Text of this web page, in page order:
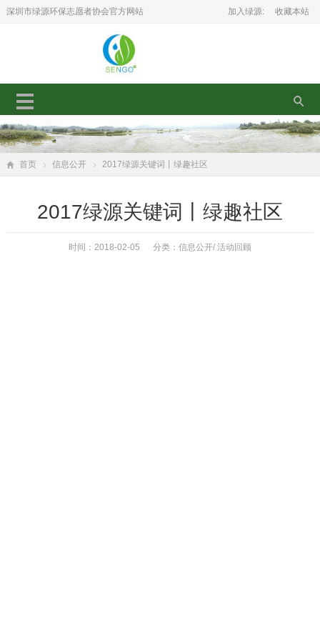
深圳市绿源环保志愿者协会官方网站 加入绿源: 收藏本站
首页 信息公开 2017绿源关键词丨绿趣社区
2017绿源关键词丨绿趣社区
时间：2018-02-05 分类： 信息公开/ 活动回顾